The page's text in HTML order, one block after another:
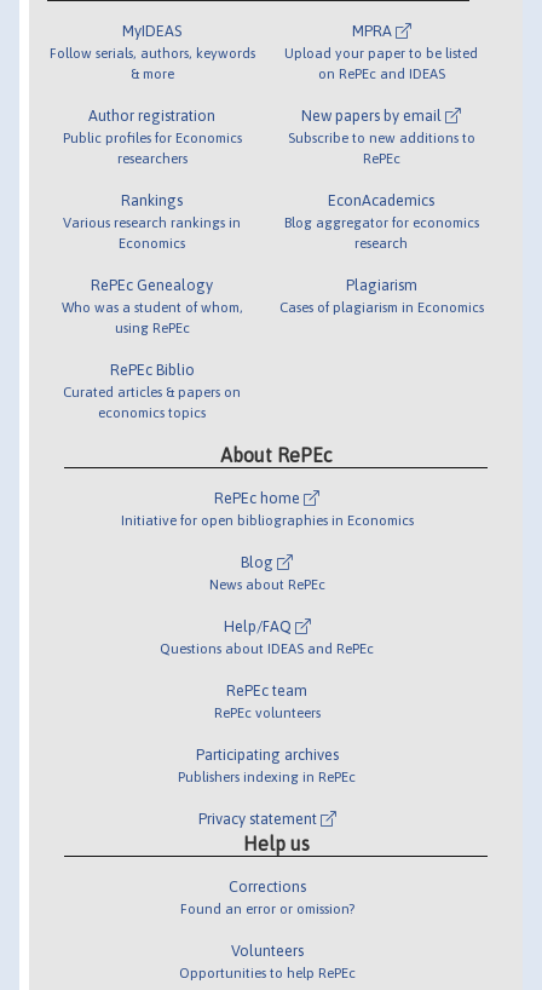
MyIDEAS
Follow serials, authors, keywords
& more
Author registration
Public profiles for Economics
researchers
Rankings
Various research rankings in
Economics
RePEc Genealogy
Who was a student of whom,
using RePEc
RePEc Biblio
Curated articles & papers on
economics topics
MPRA
Upload your paper to be listed
on RePEc and IDEAS
New papers by email
Subscribe to new additions to
RePEc
EconAcademics
Blog aggregator for economics
research
Plagiarism
Cases of plagiarism in Economics
About RePEc
RePEc home
Initiative for open bibliographies in Economics
Blog
News about RePEc
Help/FAQ
Questions about IDEAS and RePEc
RePEc team
RePEc volunteers
Participating archives
Publishers indexing in RePEc
Privacy statement
Help us
Corrections
Found an error or omission?
Volunteers
Opportunities to help RePEc